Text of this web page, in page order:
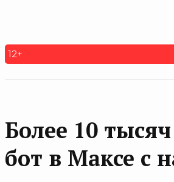
12+
Более 10
бот в Максе с